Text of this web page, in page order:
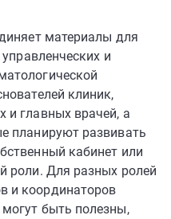
материалы для
и
клиник,
и главных врачей, а
планируют развивать
кабинет или
роли. Для разных ролей
и координаторов
быть полезны,